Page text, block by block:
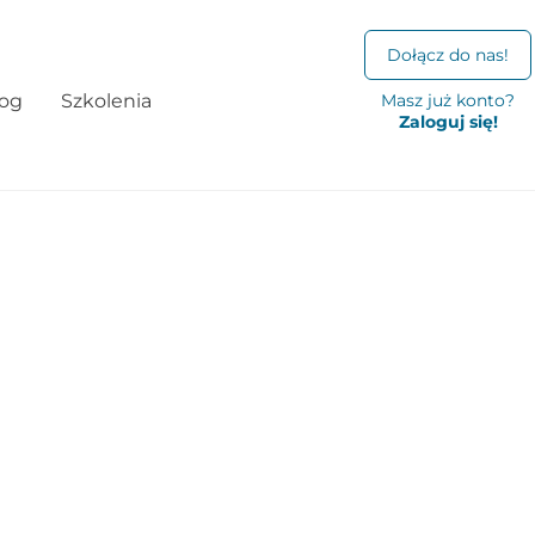
Szkolenia
Dołącz do nas!
Masz już konto?
Zaloguj się!